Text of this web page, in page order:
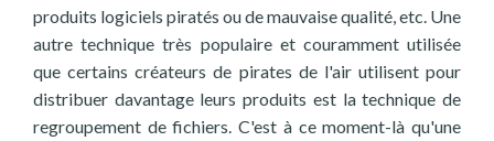
produits logiciels piratés ou de mauvaise qualité, etc. Une
autre technique très populaire et couramment utilisée
que certains créateurs de pirates de l'air utilisent pour
distribuer davantage leurs produits est la technique de
regroupement de fichiers. C'est à ce moment-là qu'une